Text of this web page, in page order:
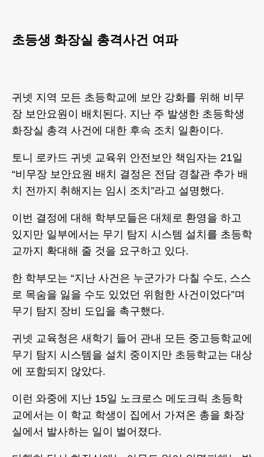
초등생 화장실 총격사건 여파
귀넷 지역 모든 초등학교에 보안 강화를 위해 비무
장 보안요원이 배치된다. 지난 주 발생한 초등학생
화장실 총격 사건에 대한 후속 조치 일환이다.
토니 로카드 귀넷 교육위 안전보안 책임자는 21일
“비무장 보안요원 배치 결정은 전담 경찰관 추가 배
치 전까지 취해지는 임시 조치”라고 설명했다.
이번 결정에 대해 학부모들은 대체로 환영을 하고
있지만 일부에서는 무기 탐지 시스템 설치를 초등학
교까지 확대해 줄 것을 요구하고 있다.
한 학부모는 “지난 사건은 누군가가 다칠 수도, 스스
로 목숨을 잃을 수도 있었던 위험한 사건이었다”며
무기 탐지 장비 도입을 촉구했다.
귀넷 교육청은 새학기 들어 관내 모든 중고등학교에
무기 탐지 시스템을 설치 중이지만 초등학교는 대상
에 포함되지 않았다.
이런 와중에 지난 15일 노크로스 메도크릭 초등학
교에서는 이 학교 학생이 집에서 가져온 총을 화장
실에서 발사하는 일이 벌어졌다.